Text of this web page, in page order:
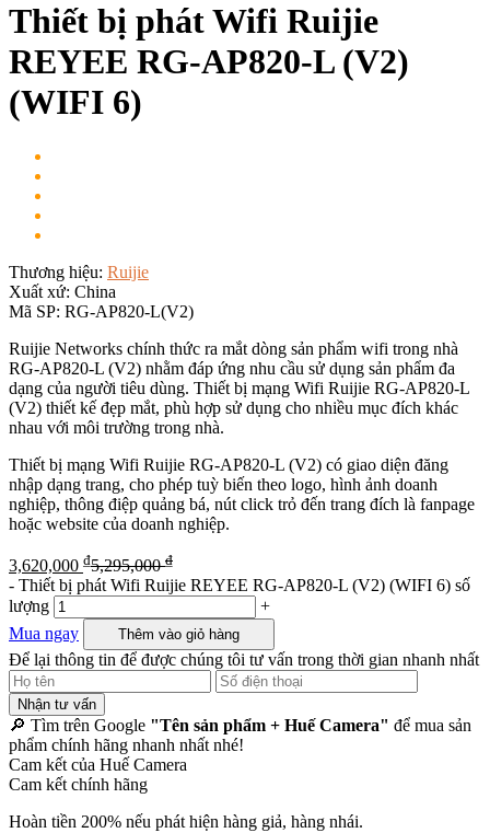
Thiết bị phát Wifi Ruijie
REYEE RG-AP820-L (V2)
(WIFI 6)
Thương hiệu: Ruijie
Xuất xứ: China
Mã SP: RG-AP820-L(V2)
Ruijie Networks chính thức ra mắt dòng sản phẩm wifi trong nhà
RG-AP820-L (V2) nhằm đáp ứng nhu cầu sử dụng sản phẩm đa
dạng của người tiêu dùng. Thiết bị mạng Wifi Ruijie RG-AP820-L
(V2) thiết kế đẹp mắt, phù hợp sử dụng cho nhiều mục đích khác
nhau với môi trường trong nhà.
Thiết bị mạng Wifi Ruijie RG-AP820-L (V2) có giao diện đăng
nhập dạng trang, cho phép tuỳ biến theo logo, hình ảnh doanh
nghiệp, thông điệp quảng bá, nút click trỏ đến trang đích là fanpage
hoặc website của doanh nghiệp.
3,620,000 ₫5,295,000₫
- Thiết bị phát Wifi Ruijie REYEE RG-AP820-L (V2) (WIFI 6) số
lượng
+
Mua ngay
Thêm vào giỏ hàng
Để lại thông tin để được chúng tôi tư vấn trong thời gian nhanh nhất
Nhận tư vấn
🔎 Tìm trên Google "Tên sản phẩm + Huế Camera" để mua sản
phẩm chính hãng nhanh nhất nhé!
Cam kết của Huế Camera
Cam kết chính hãng
Hoàn tiền 200% nếu phát hiện hàng giả, hàng nhái.